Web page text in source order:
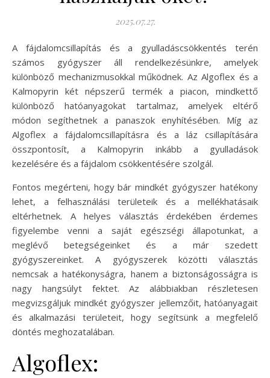
2025.07.27.
A fájdalomcsillapítás és a gyulladáscsökkentés terén
számos gyógyszer áll rendelkezésünkre, amelyek
különböző mechanizmusokkal működnek. Az Algoflex és a
Kalmopyrin két népszerű termék a piacon, mindkettő
különböző hatóanyagokat tartalmaz, amelyek eltérő
módon segíthetnek a panaszok enyhítésében. Míg az
Algoflex a fájdalomcsillapításra és a láz csillapítására
összpontosít, a Kalmopyrin inkább a gyulladások
kezelésére és a fájdalom csökkentésére szolgál.
Fontos megérteni, hogy bár mindkét gyógyszer hatékony
lehet, a felhasználási területeik és a mellékhatásaik
eltérhetnek. A helyes választás érdekében érdemes
figyelembe venni a saját egészségi állapotunkat, a
meglévő betegségeinket és a már szedett
gyógyszereinket. A gyógyszerek közötti választás
nemcsak a hatékonyságra, hanem a biztonságosságra is
nagy hangsúlyt fektet. Az alábbiakban részletesen
megvizsgáljuk mindkét gyógyszer jellemzőit, hatóanyagait
és alkalmazási területeit, hogy segítsünk a megfelelő
döntés meghozatalában.
Algoflex: